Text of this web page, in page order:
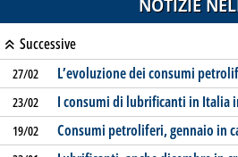
NOTIZIE
Successive
27/02 L’evoluzione dei consumi
23/02 I consumi di lubrificanti in Italia
19/02 Consumi petroliferi, gennaio in